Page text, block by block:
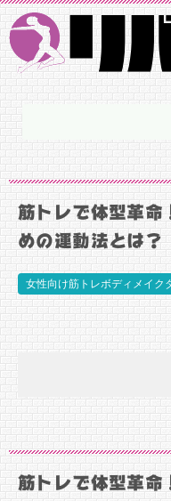
筋トレで体型革命
めの運動法とは？
女性向け筋トレボディメイク
筋トレで体型革命